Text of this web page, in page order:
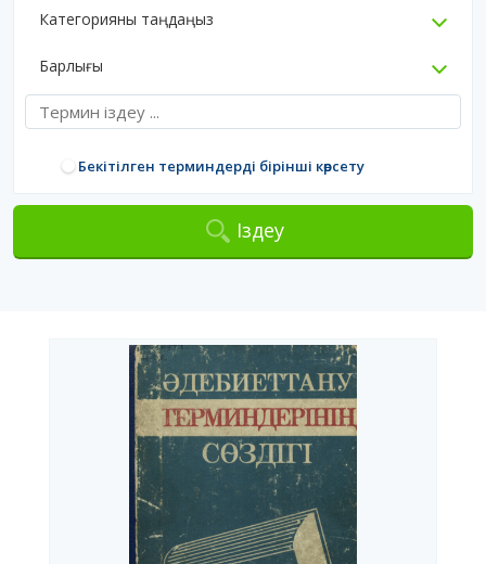
Категорияны таңдаңыз
Барлығы
Бекітілген терминдерді бірінші көрсету
Іздеу